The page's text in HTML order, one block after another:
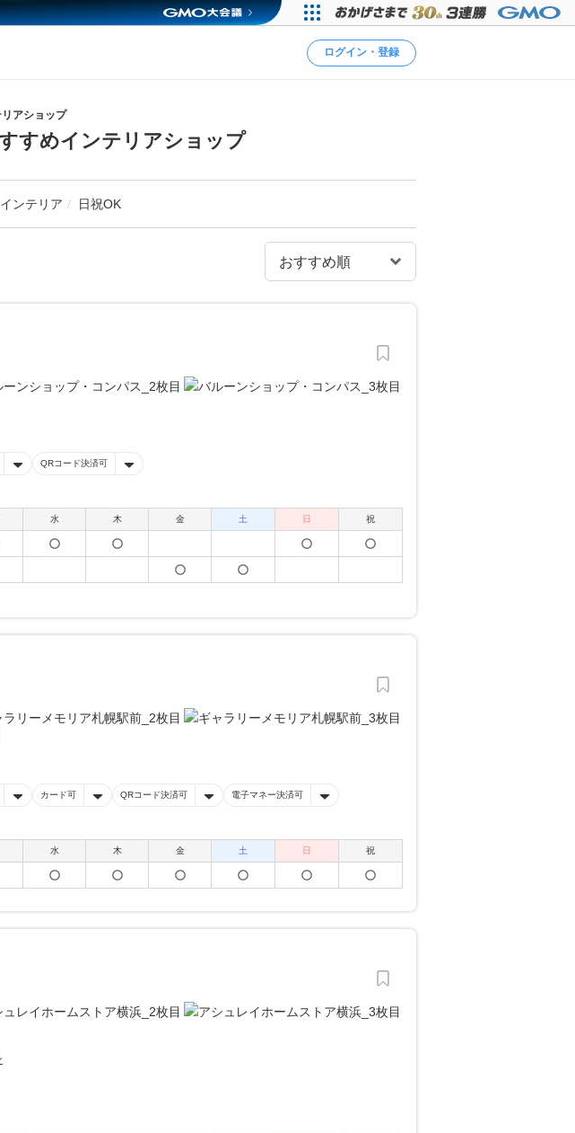
ログイン・登録
アショップ
すめインテリアショップ
インテリア 日祝OK
QRコード決済可
水 木 金 土 日 祝
カード可 QRコード決済可 電子マネー決済可
水 木 金 土 日 祝